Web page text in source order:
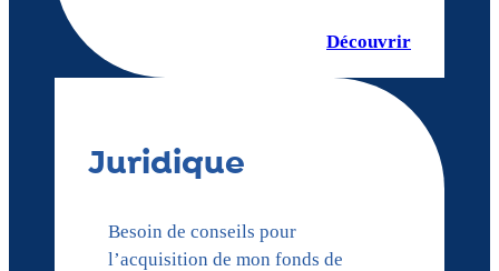
Découvrir
Juridique
Besoin de conseils pour
l’acquisition de mon fonds de